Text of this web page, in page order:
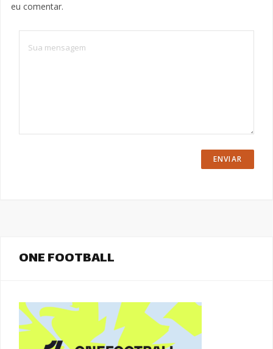
eu comentar.
ONE FOOTBALL